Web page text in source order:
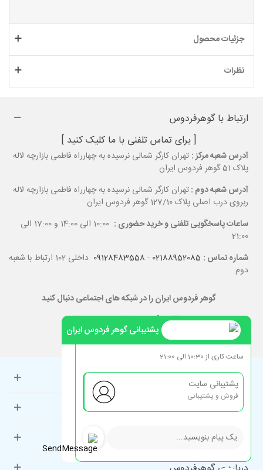
جزئیات محصول
نظرات
ارتباط با گوهرفردوس
[ برای تماس تلفنی با ما کلیک کنید ]
آدرس شعبه مرکز : تهران کارگر شمالی نرسیده به چهارراه فاطمی بازارچه لاله
پلاک 51 گوهر فردوس ایران
آدرس شعبه دوم :تهران کارگر شمالی نرسیده به چهارراه فاطمی بازارچه لاله
ربروی درب اصلی پلاک 127/10 گوهر فردوس ایران
ساعات پاسخگویی تلفنی و خرید حضوری :
10:00 الی 14:00 و 17:00 الی
21:00
شماره تماس : 02188952085
-
09128483558
داخلی 102 ارتباط با شعبه
دوم
گوهر فردوس ایران را در شبکه های اجتماعی دنبال کنید
حساب کاربری
راهنمای مشتریان
دسته‌بندی‌های پرطرفدار
پشتیبانی گوهر فردوس ایران
ساعت کاری از 10:30 الی 21:00
پشتیبانی سایت
فروش و پشتیبانی